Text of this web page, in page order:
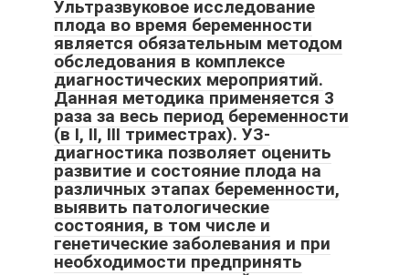
Ультразвуковое исследование
плода во время беременности
является обязательным методом
обследования в комплексе
диагностических мероприятий.
Данная методика применяется 3
раза за весь период беременности
(в I, II, III триместрах). УЗ-
диагностика позволяет оценить
развитие и состояние плода на
различных этапах беременности,
выявить патологические
состояния, в том числе и
генетические заболевания и при
необходимости предпринять